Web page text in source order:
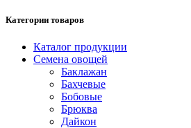
Категории товаров
Каталог продукции
Семена овощей
Баклажан
Бахчевые
Бобовые
Брюква
Дайкон